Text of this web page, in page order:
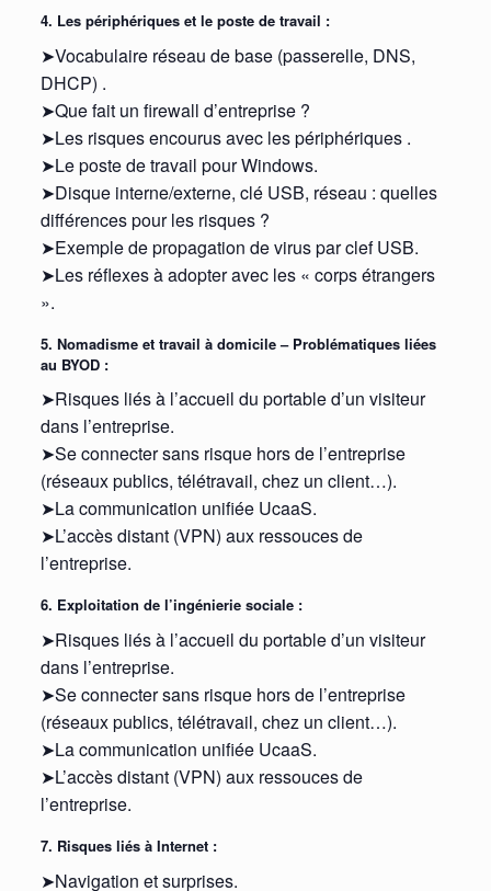
4. Les périphériques et le poste de travail :
➤Vocabulaire réseau de base (passerelle, DNS,
DHCP) .
➤Que fait un firewall d’entreprise ?
➤Les risques encourus avec les périphériques .
➤Le poste de travail pour Windows.
➤Disque interne/externe, clé USB, réseau : quelles
différences pour les risques ?
➤Exemple de propagation de virus par clef USB.
➤Les réflexes à adopter avec les « corps étrangers
».
5. Nomadisme et travail à domicile – Problématiques liées
au BYOD :
➤Risques liés à l’accueil du portable d’un visiteur
dans l’entreprise.
➤Se connecter sans risque hors de l’entreprise
(réseaux publics, télétravail, chez un client…).
➤La communication unifiée UcaaS.
➤L’accès distant (VPN) aux ressouces de
l’entreprise.
6. Exploitation de l’ingénierie sociale :
➤Risques liés à l’accueil du portable d’un visiteur
dans l’entreprise.
➤Se connecter sans risque hors de l’entreprise
(réseaux publics, télétravail, chez un client…).
➤La communication unifiée UcaaS.
➤L’accès distant (VPN) aux ressouces de
l’entreprise.
7. Risques liés à Internet :
➤Navigation et surprises.